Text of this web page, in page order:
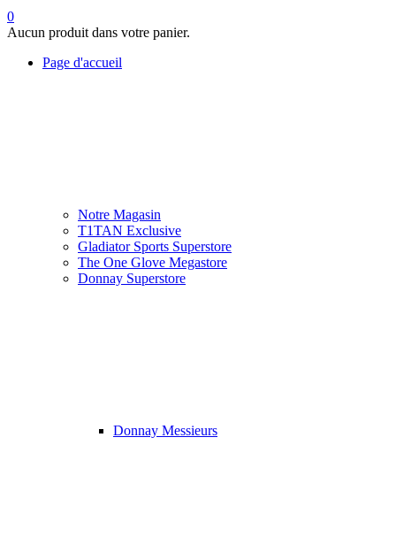
0
Aucun produit dans votre panier.
Page d'accueil
Notre Magasin
T1TAN Exclusive
Gladiator Sports Superstore
The One Glove Megastore
Donnay Superstore
Donnay Messieurs